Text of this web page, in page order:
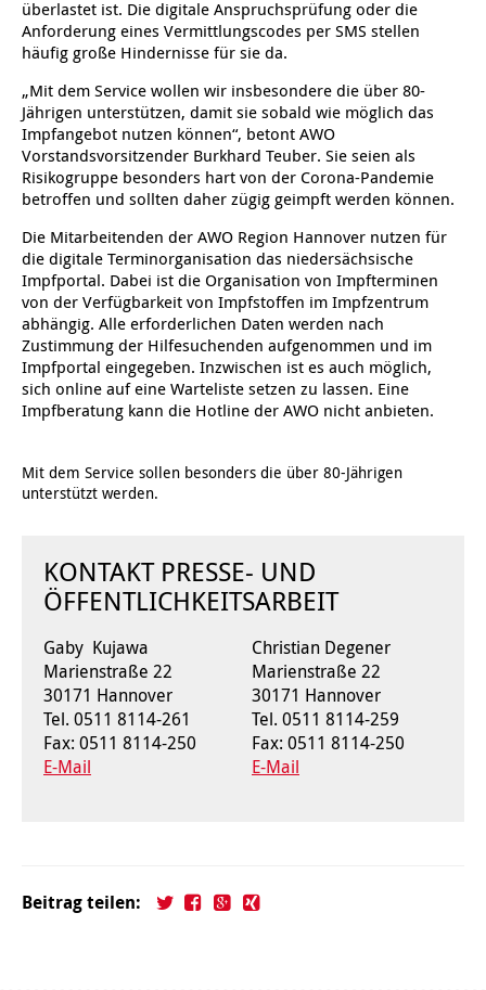
Ortsverein Arnum
Ortsverein Barsinghausen
Ortsverein Bennigsen
Ortsverein Bredenbeck
Ortsverein Godshorn
Ortsverein Garbsen
Ortsverein Fuhrberg
Ortsverein Berenbostel
Ortsverein Burgdorf
Ortsverein Burgdorf
Ortsverein Engelbostel-Schulenburg
Kindertagesstätte Freytagstraße
Kindertagesstätte Gehägestraße
Kindertagesstätte Gottfried-Keller-Straße /
Familienzentrum
Kindertagesstätte Große Pranke
Kindertagesstätte Herbartstraße
Kindertagesstätte Hiltrud-Grote-Weg
Krippe Höltystraße
Kindertagesstätte Johannes-Lau-Hof
Kindertagesstätte König-Ludwig-Straße
Kindertagesstätte Langes Feld “Deisterspatzen”
Kindertagesstätte Moorlilienweg /
Familienzentrum
Kindertagesstätte Petermannstraße /
Familienzentrum
Kindertagesstätte Elmstraße / Familienzentrum
Kindertagesstätte Freudenthalstraße /
Familienzentrum
Kindertagesstätte Freytagstraße
Kindertagesstätte Gehägestraße
Kindertagesstätte Gorch-Fock-Straße
Kindertagesstätte Gottfried-Keller-Straße /
Familienzentrum
Kindertagesstätte Große Pranke
Kindertagesstätte Herbartstraße
Kindertagesstätte Ibykusweg / Familienzentrum
Kindertagesstätte Johannes-Lau-Hof
Kindertagesstätte Kapellenbrink /
Familienzentrum
Kindertagesstätte Klaus-Müller-Kilian-Weg /
“Mäuseburg” / Familienzentrum
Kindertagesstätte Pfarrlandplatz
Kindertagesstätte Rosenbergstraße
Hort Salzmannstraße
Kindertagesstätte Schweriner Straße /
Außenstelle Hort Stenhusenstraße
Kindertagesstätte Sylter Weg
Kindertagesstätte Mühenkamp / Familienzentrum
Kindertagesstätte Petermannstraße /
Familienzentrum
Kindertagesstätte Schweriner Straße /
Familienzentrum
Life Kinetik
Yoga mit Baby
Yoga in der Schwangerschaft
Stretch und Relax
Fitness für Frauen
Online Pflege- und Seniorenberatung
Helfende Hände
Pflege und Wohnen
Beratungsangebote
Jugendwohnen im Stadtteil
Ältere Menschen
Behördenbegleitung und Formularausfüllhilfe
Mehrsprachige Beratung
Wegweiser Seniorenkompass
Infotelefon
Migration
Berufssprachkurse
Migrationsberatung für junge Menschen
Interkulturelle Beratung für ältere Menschen
Menschen mit Behinderungen
überlastet ist. Die digitale Anspruchsprüfung oder die
Anforderung eines Vermittlungscodes per SMS stellen
häufig große Hindernisse für sie da.
„Mit dem Service wollen wir insbesondere die über 80-
Jährigen unterstützen, damit sie sobald wie möglich das
Impfangebot nutzen können“, betont AWO
Vorstandsvorsitzender Burkhard Teuber. Sie seien als
Risikogruppe besonders hart von der Corona-Pandemie
betroffen und sollten daher zügig geimpft werden können.
Die Mitarbeitenden der AWO Region Hannover nutzen für
die digitale Terminorganisation das niedersächsische
Impfportal. Dabei ist die Organisation von Impfterminen
von der Verfügbarkeit von Impfstoffen im Impfzentrum
abhängig. Alle erforderlichen Daten werden nach
Zustimmung der Hilfesuchenden aufgenommen und im
Impfportal eingegeben. Inzwischen ist es auch möglich,
sich online auf eine Warteliste setzen zu lassen. Eine
Impfberatung kann die Hotline der AWO nicht anbieten.
Mit dem Service sollen besonders die über 80-Jährigen
unterstützt werden.
KONTAKT PRESSE- UND
ÖFFENTLICHKEITSARBEIT
Gaby Kujawa
Marienstraße 22
30171 Hannover
Tel. 0511 8114-261
Fax: 0511 8114-250
E-Mail
Christian Degener
Marienstraße 22
30171 Hannover
Tel. 0511 8114-259
Fax: 0511 8114-250
E-Mail
Beitrag teilen: